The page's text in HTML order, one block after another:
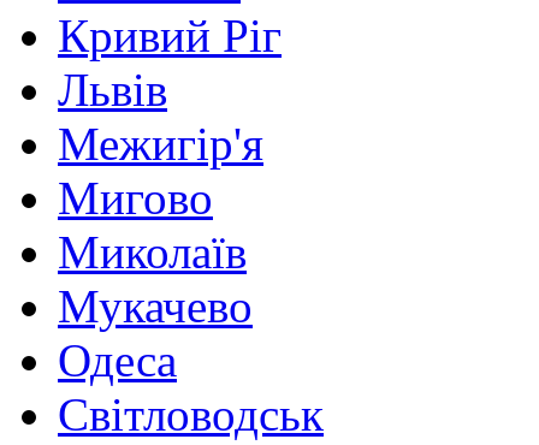
Кривий Ріг
Львів
Межигір'я
Мигово
Миколаїв
Мукачево
Одеса
Світловодськ